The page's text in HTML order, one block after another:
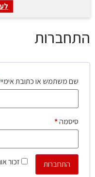
התחברות
שם משתמש או כתובת
סיסמה*
זכור
התחברות